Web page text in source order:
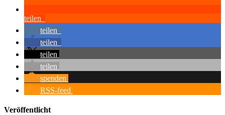
teilen
teilen
teilen
teilen
teilen
spenden
RSS-feed
Veröffentlicht